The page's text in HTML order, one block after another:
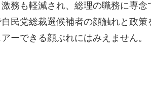
務も軽減され、総理の職務に専念
民党総裁選候補者の顔触れと政策
ーできる顔ぶれにはみえません。
ｔ